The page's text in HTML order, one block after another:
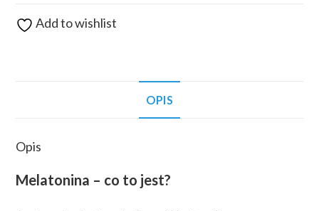
Add to wishlist
OPIS
Opis
Melatonina – co to jest?